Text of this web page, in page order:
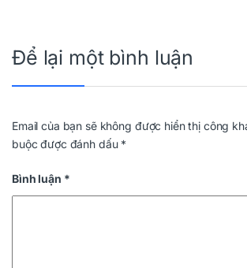
Để lại một bình luận
Email của bạn sẽ không được hiển thị công
buộc được đánh dấu *
Bình luận *